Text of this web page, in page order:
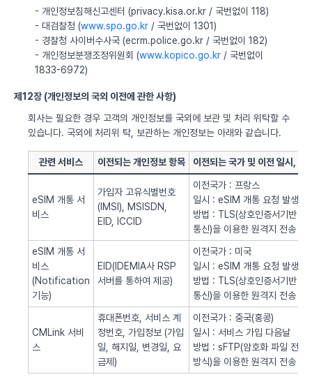
- 개인정보침해신고센터 (privacy.kisa.or.kr / 국번없이 118)
- 대검찰청 (www.spo.go.kr / 국번없이 1301)
- 경찰청 사이버수사국 (ecrm.police.go.kr / 국번없이 182)
- 개인정보분쟁조정위원회 (www.kopico.go.kr / 국번없이
1833-6972)
제12장 (개인정보의 국외 이전에 관한 사항)
회사는 필요한 경우 고객의 개인정보를 국외에 보관 및 처리 위탁할 수
있습니다. 국외에 처리위 탁, 보관하는 개인정보는 아래와 같습니다.
관련 서비스 이전되는 개인정보 항목 이전되는 국가 및 이전 일시, 방
eSIM 개통 서
비스
가입자 고유식별번호
(IMSI), MSISDN,
EID, ICCID
이전국가 : 프랑스
일시 : eSIM 개통 요청 발생시
방법 : TLS(상호인증서기반
통신)을 이용한 원격지 전송
eSIM 개통 서
비스
(Notification
기능)
EID(IDEMIA사 RSP
서버를 통하여 제공)
이전국가 : 미국
일시 : eSIM 개통 요청 발생시
방법 : TLS(상호인증서기반
통신)을 이용한 원격지 전송
CMLink 서비
스
휴대폰번호, 서비스 계
정번호, 가입정보 (가입
일, 해지일, 변경일, 요
금제)
이전국가 : 중국(홍콩)
일시 : 서비스 가입 다음날
방법 : sFTP(암호화 파일 전송
방식)을 이용한 원격지 전송